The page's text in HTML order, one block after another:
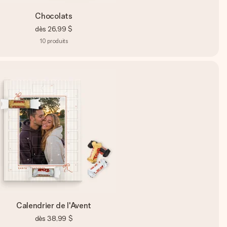
Chocolats
dès 26,99 $
10 produits
Calendrier de l'Avent
dès 38,99 $